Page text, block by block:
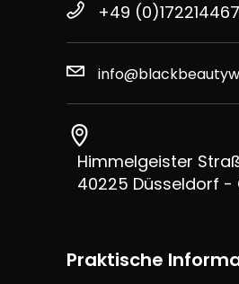
+49
Himmelgeister
40225 Düsseldorf -
Praktische